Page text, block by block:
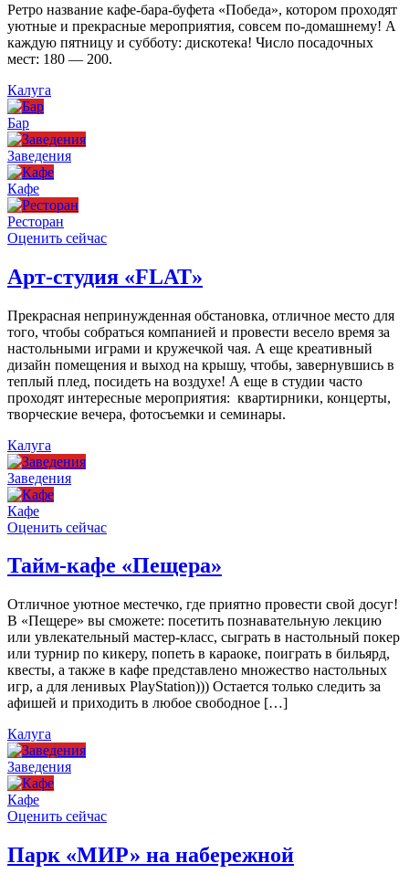
Ретро название кафе-бара-буфета «Победа», котором проходят
уютные и прекрасные мероприятия, совсем по-домашнему! А
каждую пятницу и субботу: дискотека! Число посадочных
мест: 180 — 200.
Калуга
Бар
Заведения
Кафе
Ресторан
Оценить сейчас
Арт-студия «FLAT»
Прекрасная непринужденная обстановка, отличное место для
того, чтобы собраться компанией и провести весело время за
настольными играми и кружечкой чая. А еще креативный
дизайн помещения и выход на крышу, чтобы, завернувшись в
теплый плед, посидеть на воздухе! А еще в студии часто
проходят интересные мероприятия: квартирники, концерты,
творческие вечера, фотосъемки и семинары.
Калуга
Заведения
Кафе
Оценить сейчас
Тайм-кафе «Пещера»
Отличное уютное местечко, где приятно провести свой досуг!
В «Пещере» вы сможете: посетить познавательную лекцию
или увлекательный мастер-класс, сыграть в настольный покер
или турнир по кикеру, попеть в караоке, поиграть в бильярд,
квесты, а также в кафе представлено множество настольных
игр, а для ленивых PlayStation))) Остается только следить за
афишей и приходить в любое свободное […]
Калуга
Заведения
Кафе
Оценить сейчас
Парк «МИР» на набережной